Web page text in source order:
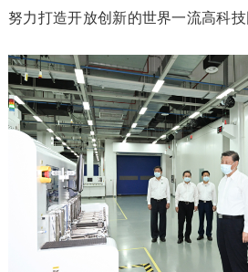
努力打造开放创新的世界一流高科技